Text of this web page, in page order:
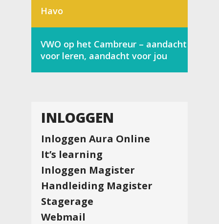
Havo
VWO op het Cambreur – aandacht
voor leren, aandacht voor jou
INLOGGEN
Inloggen Aura Online
It’s learning
Inloggen Magister
Handleiding Magister
Stagerage
Webmail